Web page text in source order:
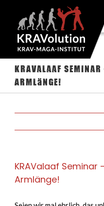
springen
KRAValaaf
Armlänge!
KRAValaaf Seminar
Armlänge!